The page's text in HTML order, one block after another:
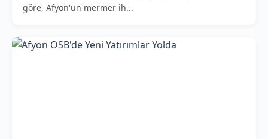
göre, Afyon'un mermer ih...